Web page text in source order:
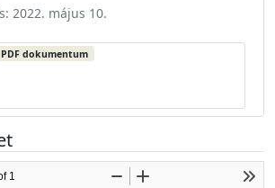
2022. május 10.
PDF dokumentum